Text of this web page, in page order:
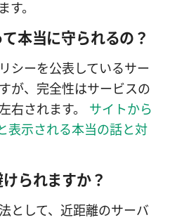
す。
本当に守られるの？
シーを公表しているサー
が、完全性はサービスの
右されます。 サイトから
表示される本当の話と対
られますか？
として、近距離のサーバ